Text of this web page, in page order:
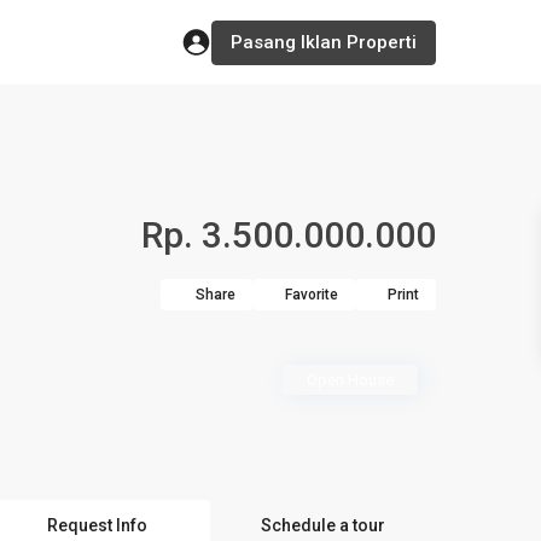
Pasang Iklan Properti
Rp. 3.500.000.000
Share Favorite Print
Request Info Schedule a tour